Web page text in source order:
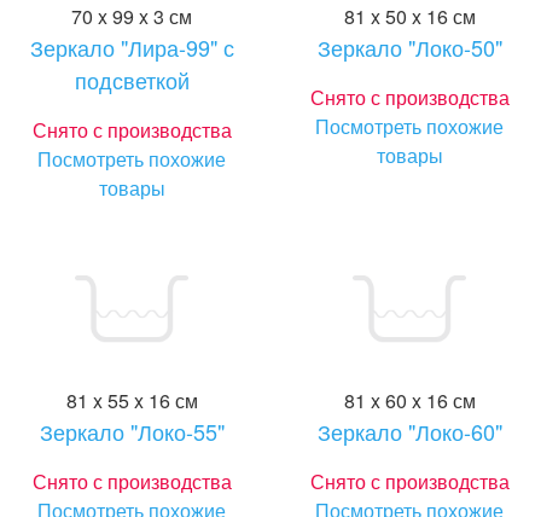
70 x 99 x 3 см
Зеркало "Лира-99" с
подсветкой
Снято с производства
Посмотреть похожие
товары
81 x 50 x 16 см
Зеркало "Локо-50"
Снято с производства
Посмотреть похожие
товары
81 x 55 x 16 см
Зеркало "Локо-55"
Снято с производства
Посмотреть похожие
81 x 60 x 16 см
Зеркало "Локо-60"
Снято с производства
Посмотреть похожие